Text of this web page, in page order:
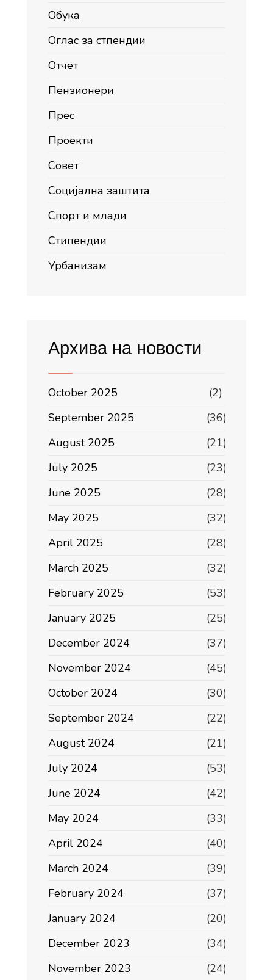
Обука
Оглас за стпендии
Отчет
Пензионери
Прес
Проекти
Совет
Социјална заштита
Спорт и млади
Стипендии
Урбанизам
Архива на новости
October 2025
(2)
September 2025
(36)
August 2025
(21)
July 2025
(23)
June 2025
(28)
May 2025
(32)
April 2025
(28)
March 2025
(32)
February 2025
(53)
January 2025
(25)
December 2024
(37)
November 2024
(45)
October 2024
(30)
September 2024
(22)
August 2024
(21)
July 2024
(53)
June 2024
(42)
May 2024
(33)
April 2024
(40)
March 2024
(39)
February 2024
(37)
January 2024
(20)
December 2023
(34)
November 2023
(24)